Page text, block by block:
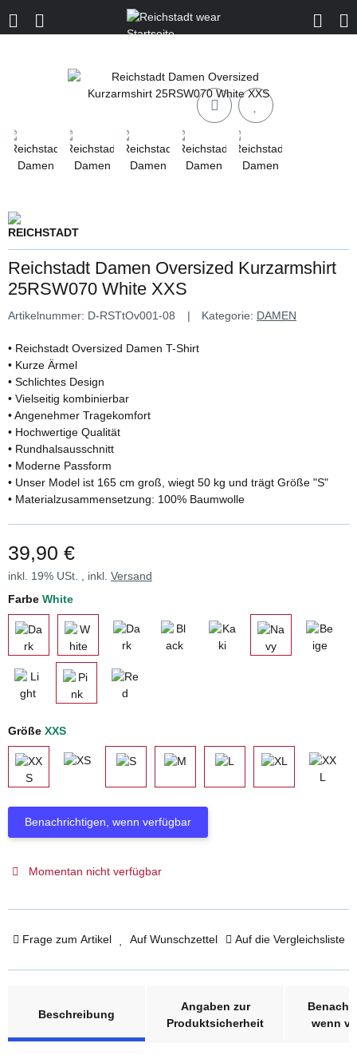
Reichstadt Damen Oversized Kurzarmshirt
25RSW070 White XXS
Artikelnummer: D-RSTtOv001-08 Kategorie: DAMEN
• Reichstadt Oversized Damen T-Shirt
• Kurze Ärmel
• Schlichtes Design
• Vielseitig kombinierbar
• Angenehmer Tragekomfort
• Hochwertige Qualität
• Rundhalsausschnitt
• Moderne Passform
• Unser Model ist 165 cm groß, wiegt 50 kg und trägt Größe "S"
• Materialzusammensetzung: 100% Baumwolle
39,90 €
inkl. 19% USt. , inkl. Versand
Farbe White
Dark GreyWhite
Größe XXS
Benachrichtigen, wenn verfügbar
Momentan nicht verfügbar
Frage zum Artikel Auf Wunschzettel Auf die Vergleichsliste
Beschreibung
Angaben zur
Produktsicherheit
wenn